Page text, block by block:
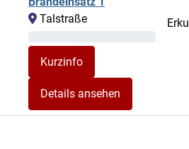
Talstraße
Details ansehen